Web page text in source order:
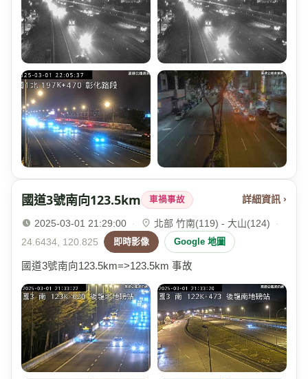
國道3號南向123.5km 車禍事故 詳細資訊 ›
2025-03-01 21:29:00 · 北部 竹南(119) - 大山(124)
·
24.6434, 120.825
即時影像 Google 地圖
國道3號南向123.5km=>123.5km 事故